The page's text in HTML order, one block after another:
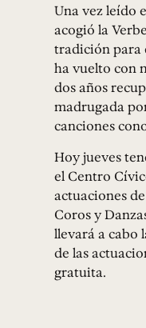
Una vez leído
acogió la
tradición para
ha vuelto con
dos años
madrugada
canciones
Hoy jueves
el Centro
actuaciones
Coros y
llevará a cabo
de las
gratuita.